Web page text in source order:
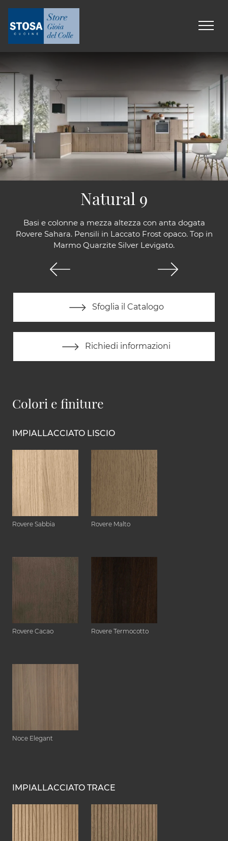
Basi e colonne a mezza altezza con anta dogata
Rovere Sahara. Pensili in Laccato Frost opaco. Top in
Marmo Quarzite Silver Levigato.
Sfoglia il Catalogo
Richiedi informazioni
Natural 9
Colori e finiture
IMPIALLACCIATO LISCIO
Rovere Sabbia Rovere Malto
Rovere Cacao Rovere Termocotto
Noce Elegant
IMPIALLACCIATO TRACE